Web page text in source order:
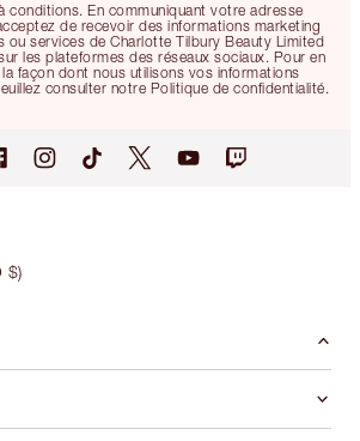
conditions. En communiquant votre adresse
de recevoir des informations marketing
ou services de Charlotte Tilbury Beauty Limited
les plateformes des réseaux sociaux. Pour en
façon dont nous utilisons vos informations
consulter notre Politique de confidentialité.
$)